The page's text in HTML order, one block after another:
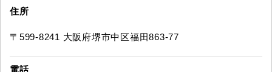
住所
〒599-8241 大阪府堺市中区福田863-77
電話